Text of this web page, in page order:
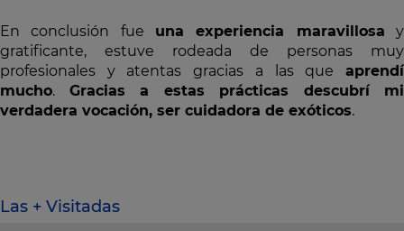
En conclusión fue una experiencia maravillosa y
gratificante, estuve rodeada de personas muy
profesionales y atentas gracias a las que aprendí
mucho. Gracias a estas prácticas descubrí mi
verdadera vocación, ser cuidadora de exóticos.
Las + Visitadas